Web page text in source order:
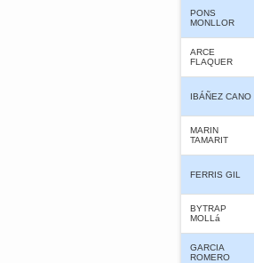
PONS
MONLLOR
ARCE
FLAQUER
IBÁÑEZ CANO
MARIN
TAMARIT
FERRIS GIL
BYTRAP
MOLLá
GARCIA
ROMERO